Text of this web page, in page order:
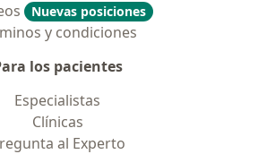
Nuevas posiciones
y condiciones
los pacientes
Especialistas
Clínicas
al Experto